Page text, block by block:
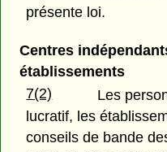
présente loi.
Centres
établissements
7(2)
Les
lucratif, les
conseils de bande